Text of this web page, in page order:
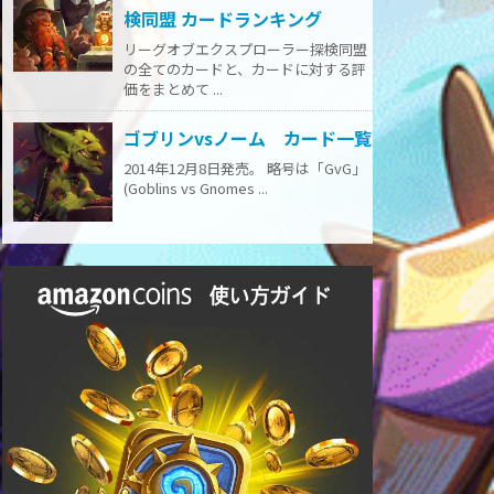
検同盟 カードランキング
リーグオブエクスプローラー探検同盟
の全てのカードと、カードに対する評
価をまとめて ...
ゴブリンvsノーム カード一覧
2014年12月8日発売。 略号は「GvG」
(Goblins vs Gnomes ...